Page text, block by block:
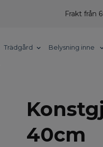
Frakt från
Trädgård Belysning inne
40cm